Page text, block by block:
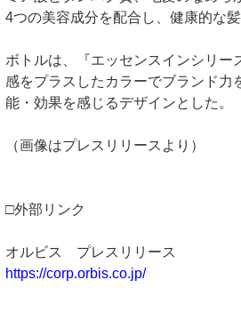
4つの美容成分を配合し、健康的な髪
ボトルは、『エッセンスインシリー
感をプラスしたカラーでブランド力
能・効果を感じるデザインとした。
（画像はプレスリリースより）
□外部リンク
オルビス プレスリリース
https://corp.orbis.co.jp/